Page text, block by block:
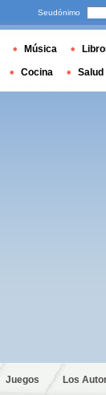
Juegos Los
Seudónimo
Música
Cocina Salud